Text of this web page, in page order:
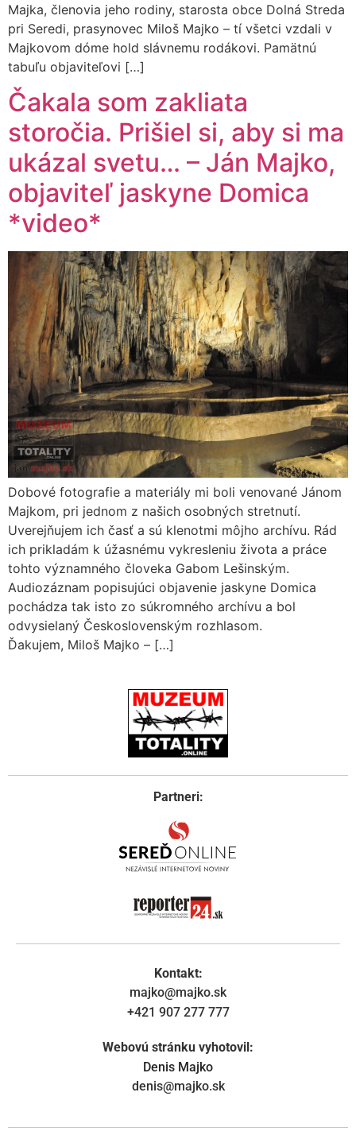
Majka, členovia jeho rodiny, starosta obce Dolná Streda
pri Seredi, prasynovec Miloš Majko – tí všetci vzdali v
Majkovom dóme hold slávnemu rodákovi. Pamätnú
tabuľu objaviteľovi […]
Čakala som zakliata
storočia. Prišiel si, aby si ma
ukázal svetu… – Ján Majko,
objaviteľ jaskyne Domica
*video*
Dobové fotografie a materiály mi boli venované Jánom
Majkom, pri jednom z našich osobných stretnutí.
Uverejňujem ich časť a sú klenotmi môjho archívu. Rád
ich prikladám k úžasnému vykresleniu života a práce
tohto významného človeka Gabom Lešinským.
Audiozáznam popisujúci objavenie jaskyne Domica
pochádza tak isto zo súkromného archívu a bol
odvysielaný Československým rozhlasom.
Ďakujem, Miloš Majko – […]
Partneri:
Kontakt:
majko@majko.sk
+421 907 277 777
Webovú stránku vyhotovil:
Denis Majko
denis@majko.sk